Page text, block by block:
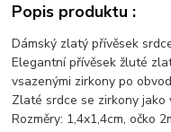
Popis produktu :
Dámský zlatý přívěsek
Elegantní přívěsek žluté
vsazenými zirkony po
Zlaté srdce se zirkony jako
Rozměry: 1,4x1,4cm, očko